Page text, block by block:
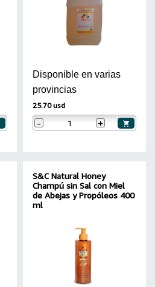
Disponible en varias
provincias
25.70 usd
- +
S&C Natural Honey
Champú sin Sal con Miel
de Abejas y Propóleos 400
ml